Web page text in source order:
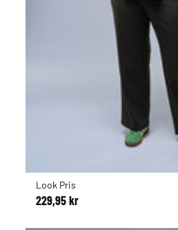
Look Pris
229,95 kr